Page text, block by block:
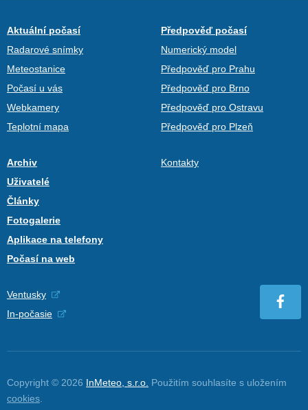
Aktuální počasí
Radarové snímky
Meteostanice
Počasí u vás
Webkamery
Teplotní mapa
Předpověď počasí
Numerický model
Předpověď pro Prahu
Předpověď pro Brno
Předpověď pro Ostravu
Předpověď pro Plzeň
Archiv
Uživatelé
Články
Fotogalerie
Aplikace na telefony
Počasí na web
Kontakty
Ventusky
In-počasie
Copyright © 2026 InMeteo, s.r.o. Použitím souhlasíte s uložením
cookies